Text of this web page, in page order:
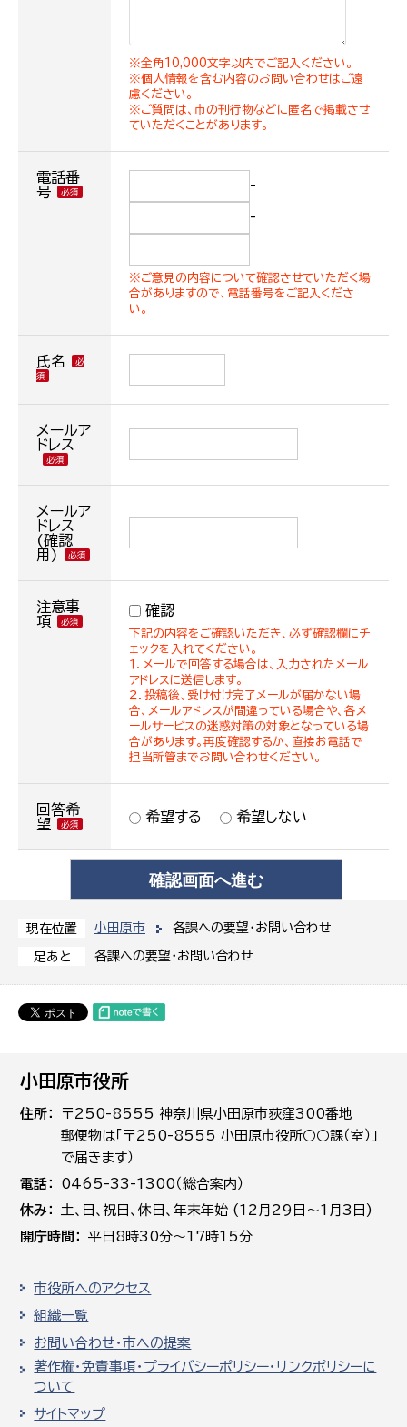
現在位置 小田原市 各課への要望・お問い合わせ
足あと 各課への要望・お問い合わせ
※全角10,000文字以内でご記入ください。
※個人情報を含む内容のお問い合わせはご遠
慮ください。
※ご質問は、市の刊行物などに匿名で掲載させ
ていただくことがあります。
電話番
号
-
-
※ご意見の内容について確認させていただく場
合がありますので、電話番号をご記入くださ
い。
氏名
メールア
ドレス
メールア
ドレス
(確認
用)
注意事
項
確認
下記の内容をご確認いただき、必ず確認欄にチ
ェックを入れてください。
１．メールで回答する場合は、入力されたメール
アドレスに送信します。
２．投稿後、受け付け完了メールが届かない場
合、メールアドレスが間違っている場合や、各メ
ールサービスの迷惑対策の対象となっている場
合があります。再度確認するか、直接お電話で
担当所管までお問い合わせください。
回答希
望
希望する 希望しない
小田原市役所
住所
〒250-8555 神奈川県小田原市荻窪300番地
郵便物は「〒250-8555 小田原市役所○○課（室）」
で届きます）
電話
0465-33-1300（総合案内）
休み
土､日､祝日、休日、年末年始 (12月29日～1月3日)
開庁時間
平日8時30分～17時15分
市役所へのアクセス
組織一覧
お問い合わせ・市への提案
著作権・免責事項・プライバシーポリシー・リンクポリシーに
ついて
サイトマップ